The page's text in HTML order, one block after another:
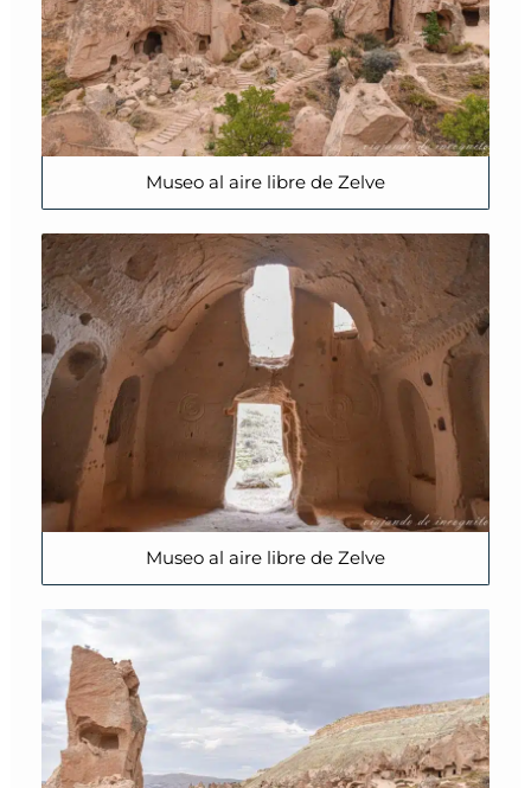
Museo al aire libre de Zelve
Museo al aire libre de Zelve